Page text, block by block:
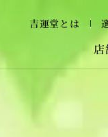
吉運堂とは